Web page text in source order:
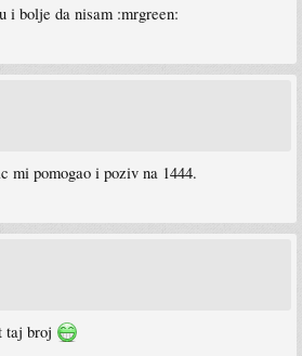
i bolje da nisam :mrgreen:
mi pomogao i poziv na 1444.
taj broj